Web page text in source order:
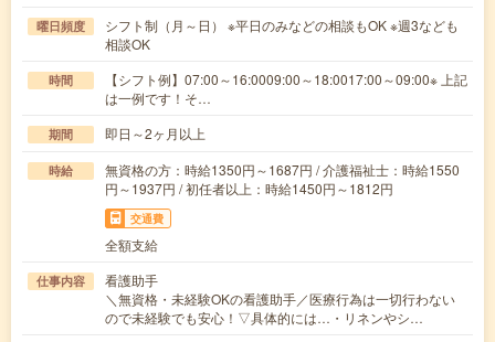
曜日頻度
シフト制（月～日） ※平日のみなどの相談もOK ※週3なども
相談OK
時間
【シフト例】07:00～16:0009:00～18:0017:00～09:00※ 上記
は一例です！そ…
期間 即日～2ヶ月以上
時給
無資格の方：時給1350円～1687円 / 介護福祉士：時給1550
円～1937円 / 初任者以上：時給1450円～1812円
交通費
全額支給
仕事内容
看護助手
＼無資格・未経験OKの看護助手／医療行為は一切行わない
ので未経験でも安心！▽具体的には…・リネンやシ…